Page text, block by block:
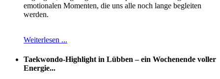
emotionalen Momenten, die uns alle noch lange begleiten
werden.
Weiterlesen ...
Taekwondo-Highlight in Lübben – ein Wochenende voller
Energie...